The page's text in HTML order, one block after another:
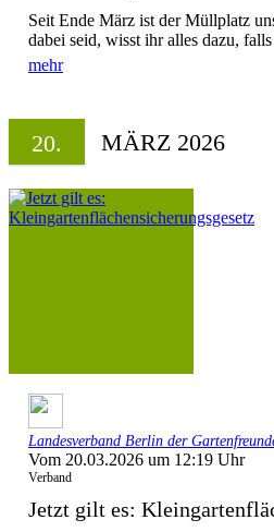
Seit Ende März ist der Müllplatz
dabei seid, wisst ihr alles dazu,
mehr
20. MÄRZ 2026
Landesverband Berlin der
Vom 20.03.2026 um 12:19 Uhr
Verband
Jetzt gilt es: